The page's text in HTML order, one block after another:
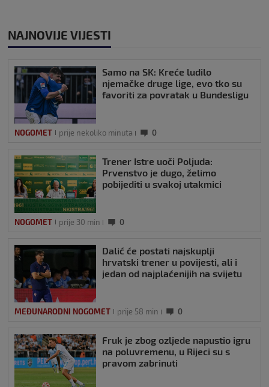
NAJNOVIJE VIJESTI
Samo na SK: Kreće ludilo
njemačke druge lige, evo tko su
favoriti za povratak u Bundesligu
NOGOMET prije nekoliko minuta 0
Trener Istre uoči Poljuda:
Prvenstvo je dugo, želimo
pobijediti u svakoj utakmici
NOGOMET prije 30 min 0
Dalić će postati najskuplji
hrvatski trener u povijesti, ali i
jedan od najplaćenijih na svijetu
MEĐUNARODNI NOGOMET prije 58 min 0
Fruk je zbog ozljede napustio igru
na poluvremenu, u Rijeci su s
pravom zabrinuti